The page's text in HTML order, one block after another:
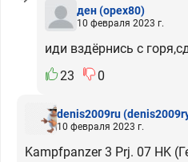
ден(opex80)
10 февраля 2023 г.
иди вздёрнись с
23
0
denis2009ru
10 февраля 2023 г.
Kampfpanzer 3 Prj. 07 HK